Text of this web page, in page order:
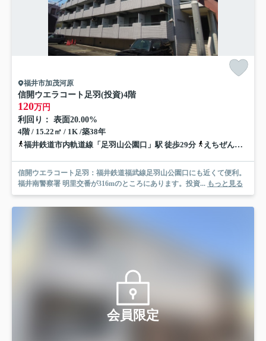
福井市加茂河原
信開ウエラコート足羽(投資)4階
120万円
利回り： 表面20.00%
4階 / 15.22㎡ / 1K /築38年
福井鉄道市内軌道線「足羽山公園口」駅 徒歩29分
えちぜん鉄道三国芦原線「福大前西福井」駅 徒歩34分
信開ウエラコート足羽：福井鉄道福武線足羽山公園口にも近くて便利。
福井南警察署 明里交番が316mのところにあります。投資... もっと見る
会員限定